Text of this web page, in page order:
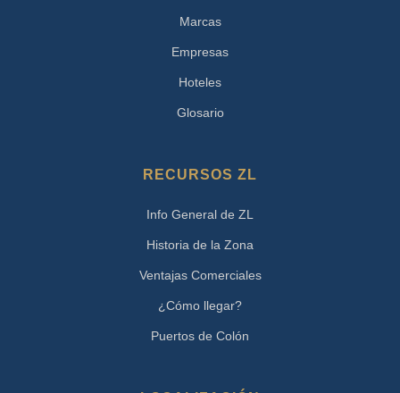
Marcas
Empresas
Hoteles
Glosario
RECURSOS ZL
Info General de ZL
Historia de la Zona
Ventajas Comerciales
¿Cómo llegar?
Puertos de Colón